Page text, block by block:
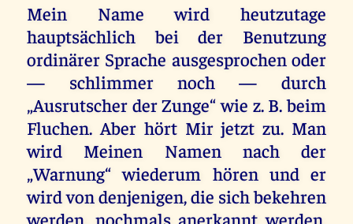
Mein Name wird heutzutage
hauptsächlich bei der Benutzung
ordinärer Sprache ausgesprochen oder
— schlimmer noch — durch
„Ausrutscher der Zunge“ wie z. B. beim
Fluchen. Aber hört Mir jetzt zu. Man
wird Meinen Namen nach der
„Warnung“ wiederum hören und er
wird von denjenigen, die sich bekehren
werden, nochmals anerkannt werden.